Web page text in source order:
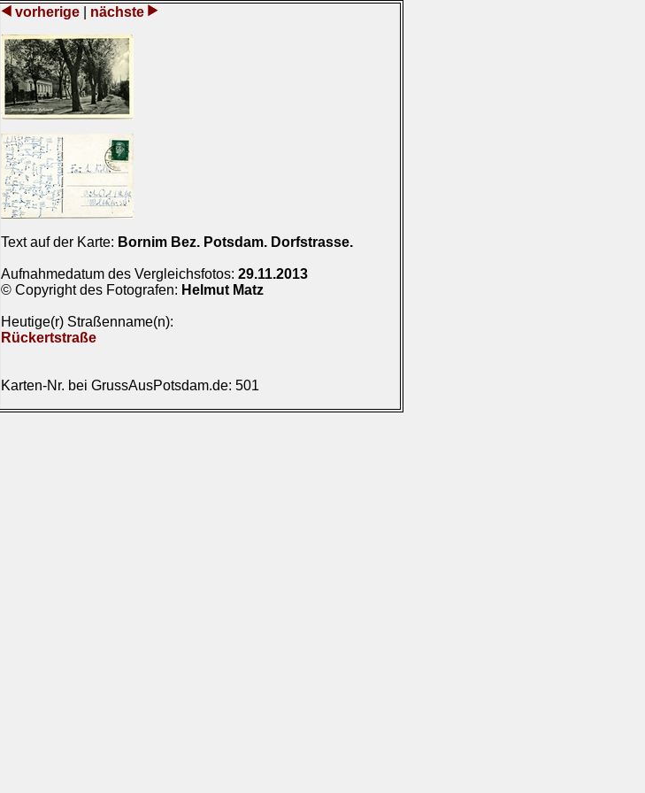
vorherige nächste
Text auf der Karte: Bornim Bez. Potsdam. Dorfstrasse.
Aufnahmedatum des Vergleichsfotos: 29.11.2013
© Copyright des Fotografen: Helmut Matz
Heutige(r) Straßenname(n):
Rückertstraße
Karten-Nr. bei GrussAusPotsdam.de: 501